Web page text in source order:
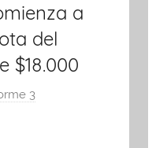
a
del
$18.000
3